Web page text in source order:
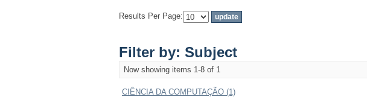
Results Per Page:
Filter by: Subject
Now showing items 1-8 of 1
CIÊNCIA DA COMPUTAÇÃO (1)